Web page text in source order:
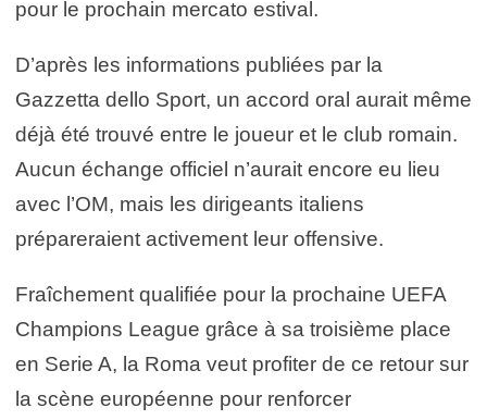
pour le prochain mercato estival.
D’après les informations publiées par la
Gazzetta dello Sport, un accord oral aurait même
déjà été trouvé entre le joueur et le club romain.
Aucun échange officiel n’aurait encore eu lieu
avec l’OM, mais les dirigeants italiens
prépareraient activement leur offensive.
Fraîchement qualifiée pour la prochaine UEFA
Champions League grâce à sa troisième place
en Serie A, la Roma veut profiter de ce retour sur
la scène européenne pour renforcer